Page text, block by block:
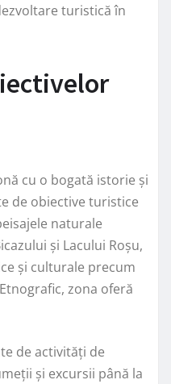
turistică în
cu o bogată istorie și
de obiective turistice
naturale
și Lacului Roșu,
și culturale precum
zona oferă
de activități de
și excursii până la